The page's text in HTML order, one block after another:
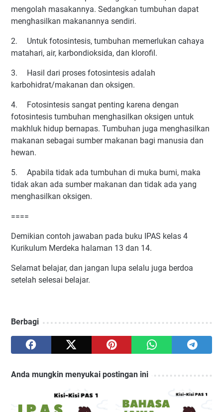
mengolah masakannya. Sedangkan tumbuhan dapat
menghasilkan makanannya sendiri.
2.
Untuk fotosintesis, tumbuhan memerlukan cahaya
matahari, air, karbondioksida, dan klorofil.
3.
Hasil dari proses fotosintesis adalah
karbohidrat/makanan dan oksigen.
4.
Fotosintesis sangat penting karena dengan
fotosintesis tumbuhan menghasilkan oksigen untuk
makhluk hidup bernapas. Tumbuhan juga menghasilkan
makanan sebagai sumber makanan bagi manusia dan
hewan.
5.
Apabila tidak ada tumbuhan di muka bumi, maka
tidak akan ada sumber makanan dan tidak ada yang
menghasilkan oksigen.
====
Demikian contoh jawaban pada buku IPAS kelas 4
Kurikulum Merdeka halaman 13 dan 14.
Selamat belajar, dan jangan lupa selalu juga berdoa
setelah selesai belajar.
Berbagi
Anda mungkin menyukai postingan ini